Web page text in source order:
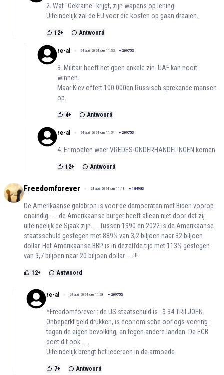
2. Wat "Oekraine" krijgt, zijn wapens op lening.
Uiteindelijk zal de EU voor die kosten op gaan draaien.
12+ Antwoord
re-al 24 april 2024 om 11:33 + 209753
3. Militair heeft het geen enkele zin. UAF kan nooit
winnen.
Maar Kiev offert 100.000en Russisch sprekende mensen
op.
4+ Antwoord
re-al 24 april 2024 om 11:34 + 209753
4. Er moeten weer VREDES-ONDERHANDELINGEN komen
12+ Antwoord
Freedomforever 24 april 2024 om 11:18 + 184983
De Amerikaanse geldbron is voor de democraten met Biden voorop
oneindig.......de Amerikaanse burger heeft alleen niet door dat zij
uiteindelijk de Sjaak zijn..... Tussen 1990 en 2022 is de Amerikaanse
staatsschuld gestegen met 889% van 3,2 biljoen naar 32 biljoen
dollar. Het Amerikaanse BBP is in dezelfde tijd met 113% gestegen
van 9,7 biljoen naar 20 biljoen dollar......!!!
12+ Antwoord
re-al 24 april 2024 om 11:38 + 209753
*Freedomforever : de US staatschuld is : $ 34 TRILJOEN.
Onbeperkt geld drukken, is economische oorlogs-voering :
tegen de eigen bevolking, en tegen andere landen. De ECB
doet dit ook .....
Uiteindelijk brengt het iedereen in de armoede.
7+ Antwoord